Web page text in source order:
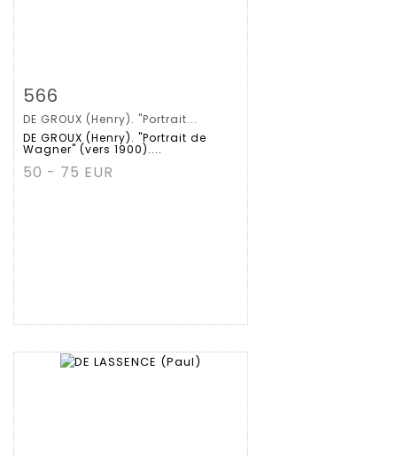
拍品详情
566
DE GROUX (Henry). "Portrait...
DE GROUX (Henry). "Portrait de
Wagner" (vers 1900)....
50 - 75 EUR